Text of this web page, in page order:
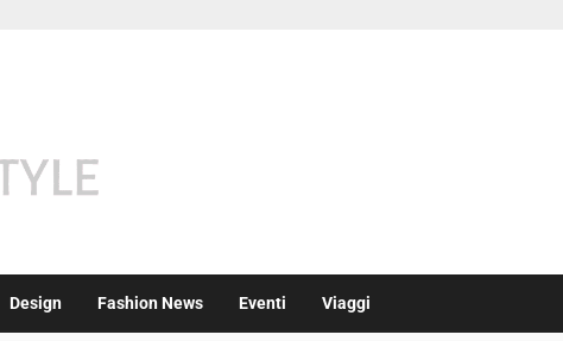
Design Fashion News Eventi Viaggi